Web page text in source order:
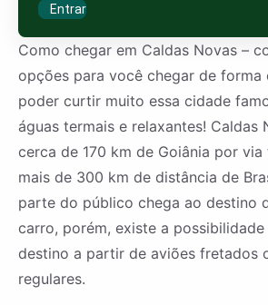
Entrar
Como chegar em Caldas Novas –
opções para você chegar de
poder curtir muito essa cidade
águas termais e relaxantes! Caldas
cerca de 170 km de Goiânia por
mais de 300 km de distância de
parte do público chega ao destino
carro, porém, existe a
destino a partir de aviões fretados
regulares.